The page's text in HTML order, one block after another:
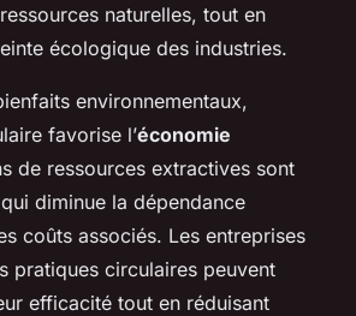
naturelles, tout en
écologique des industries.
environnementaux,
favorise l’économie
de ressources extractives sont
diminue la dépendance
coûts associés. Les entreprises
pratiques circulaires peuvent
efficacité tout en réduisant